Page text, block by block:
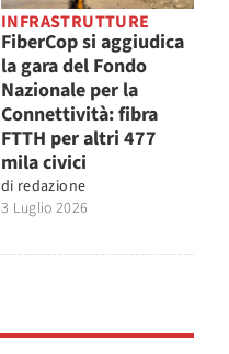
INFRASTRUTTURE
FiberCop si aggiudica
la gara del Fondo
Nazionale per la
Connettività: fibra
FTTH per altri 477
mila civici
di redazione
3 Luglio 2026